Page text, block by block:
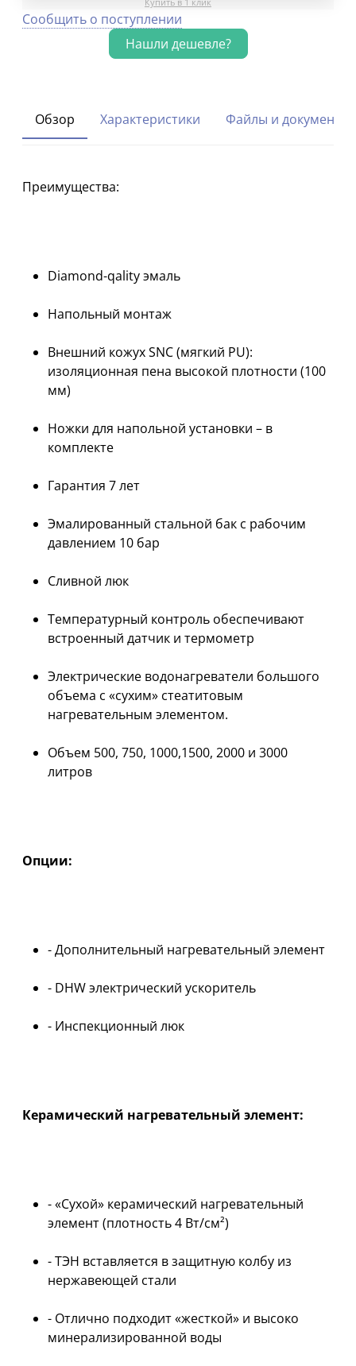
Сообщить о поступлении
Обзор Характеристики Файлы и документы
Преимущества:
Diamond-qality эмаль
Напольный монтаж
Внешний кожух SNC (мягкий PU):
изоляционная пена высокой плотности (100
мм)
Ножки для напольной установки – в
комплекте
Гарантия 7 лет
Эмалированный стальной бак с рабочим
давлением 10 бар
Сливной люк
Температурный контроль обеспечивают
встроенный датчик и термометр
Электрические водонагреватели большого
объема с «сухим» стеатитовым
нагревательным элементом.
Объем 500, 750, 1000,1500, 2000 и 3000
литров​
Опции:
- Дополнительный нагревательный элемент
- DHW электрический ускоритель
- Инспекционный люк​
Керамический нагревательный элемент:
- «Сухой» керамический нагревательный
элемент (плотность 4 Вт/см²)
- ТЭН вставляется в защитную колбу из
нержавеющей стали
- Отлично подходит «жесткой» и высоко
минерализированной воды